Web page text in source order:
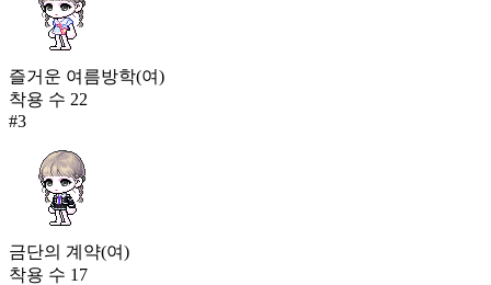
즐거운 여름방학(여)
착용 수 22
#3
금단의 계약(여)
착용 수 17